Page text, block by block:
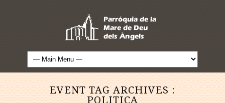
EVENT TAG ARCHIVES :
POLITICA